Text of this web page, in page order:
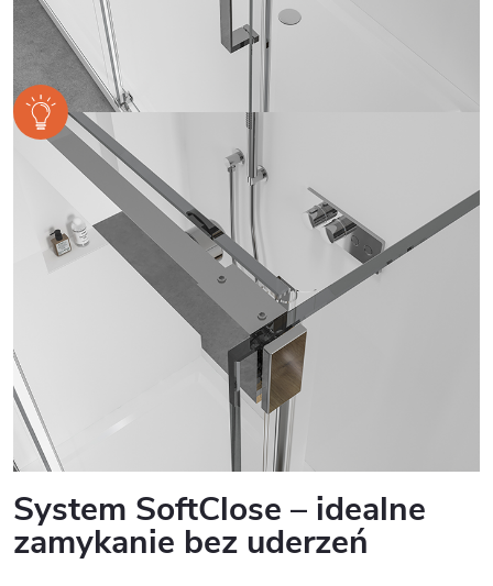
System SoftClose – idealne
zamykanie bez uderzeń